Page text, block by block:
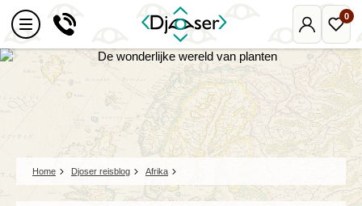
Mijn
Djoser
0
Home Djoser reisblog Afrika